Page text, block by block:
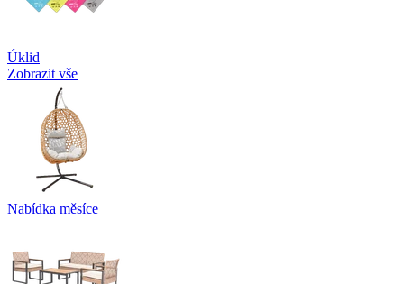
Úklid
Zobrazit vše
Nabídka měsíce